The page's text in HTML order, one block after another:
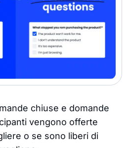
chiuse e domande
vengono offerte
o se sono liberi di